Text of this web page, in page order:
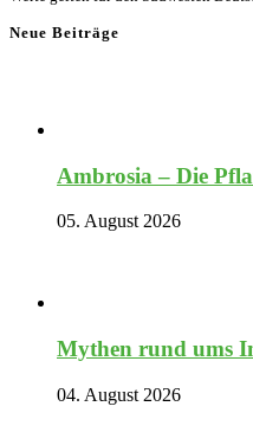
Neue Beiträge
Ambrosia – Die
05. August 2026
Mythen rund ums
04. August 2026